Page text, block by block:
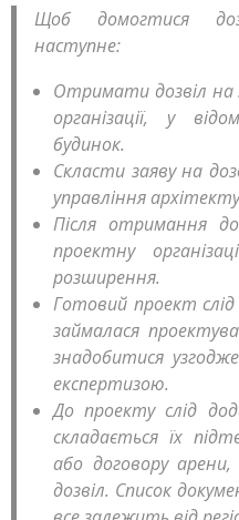
Щоб домогтися
наступне:
Отримати дозвіл на
організації, у
будинок.
Скласти заяву на
управління
Після отримання
проектну
розширення.
Готовий проект
займалася
знадобитися
експертизою.
До проекту слід
складається їх
або договору
дозвіл. Список